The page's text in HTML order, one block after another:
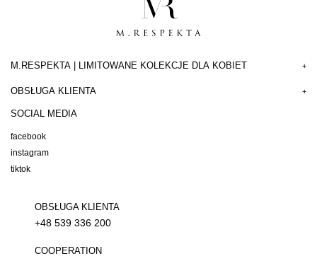
M.RESPEKTA | LIMITOWANE KOLEKCJE DLA KOBIET +
OBSŁUGA KLIENTA +
SOCIAL MEDIA
facebook
instagram
tiktok
OBSŁUGA KLIENTA
+48 539 336 200
COOPERATION